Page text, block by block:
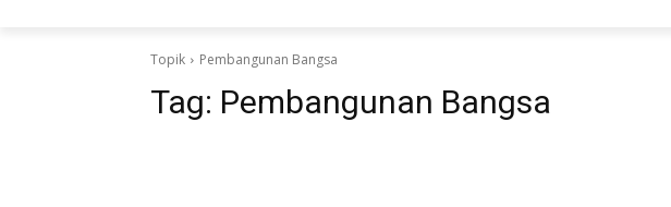
Topik Pembangunan Bangsa
Tag: Pembangunan Bangsa